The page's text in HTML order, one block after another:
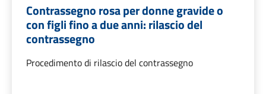
Contrassegno rosa per donne gravide o
con figli fino a due anni: rilascio del
contrassegno
Procedimento di rilascio del contrassegno